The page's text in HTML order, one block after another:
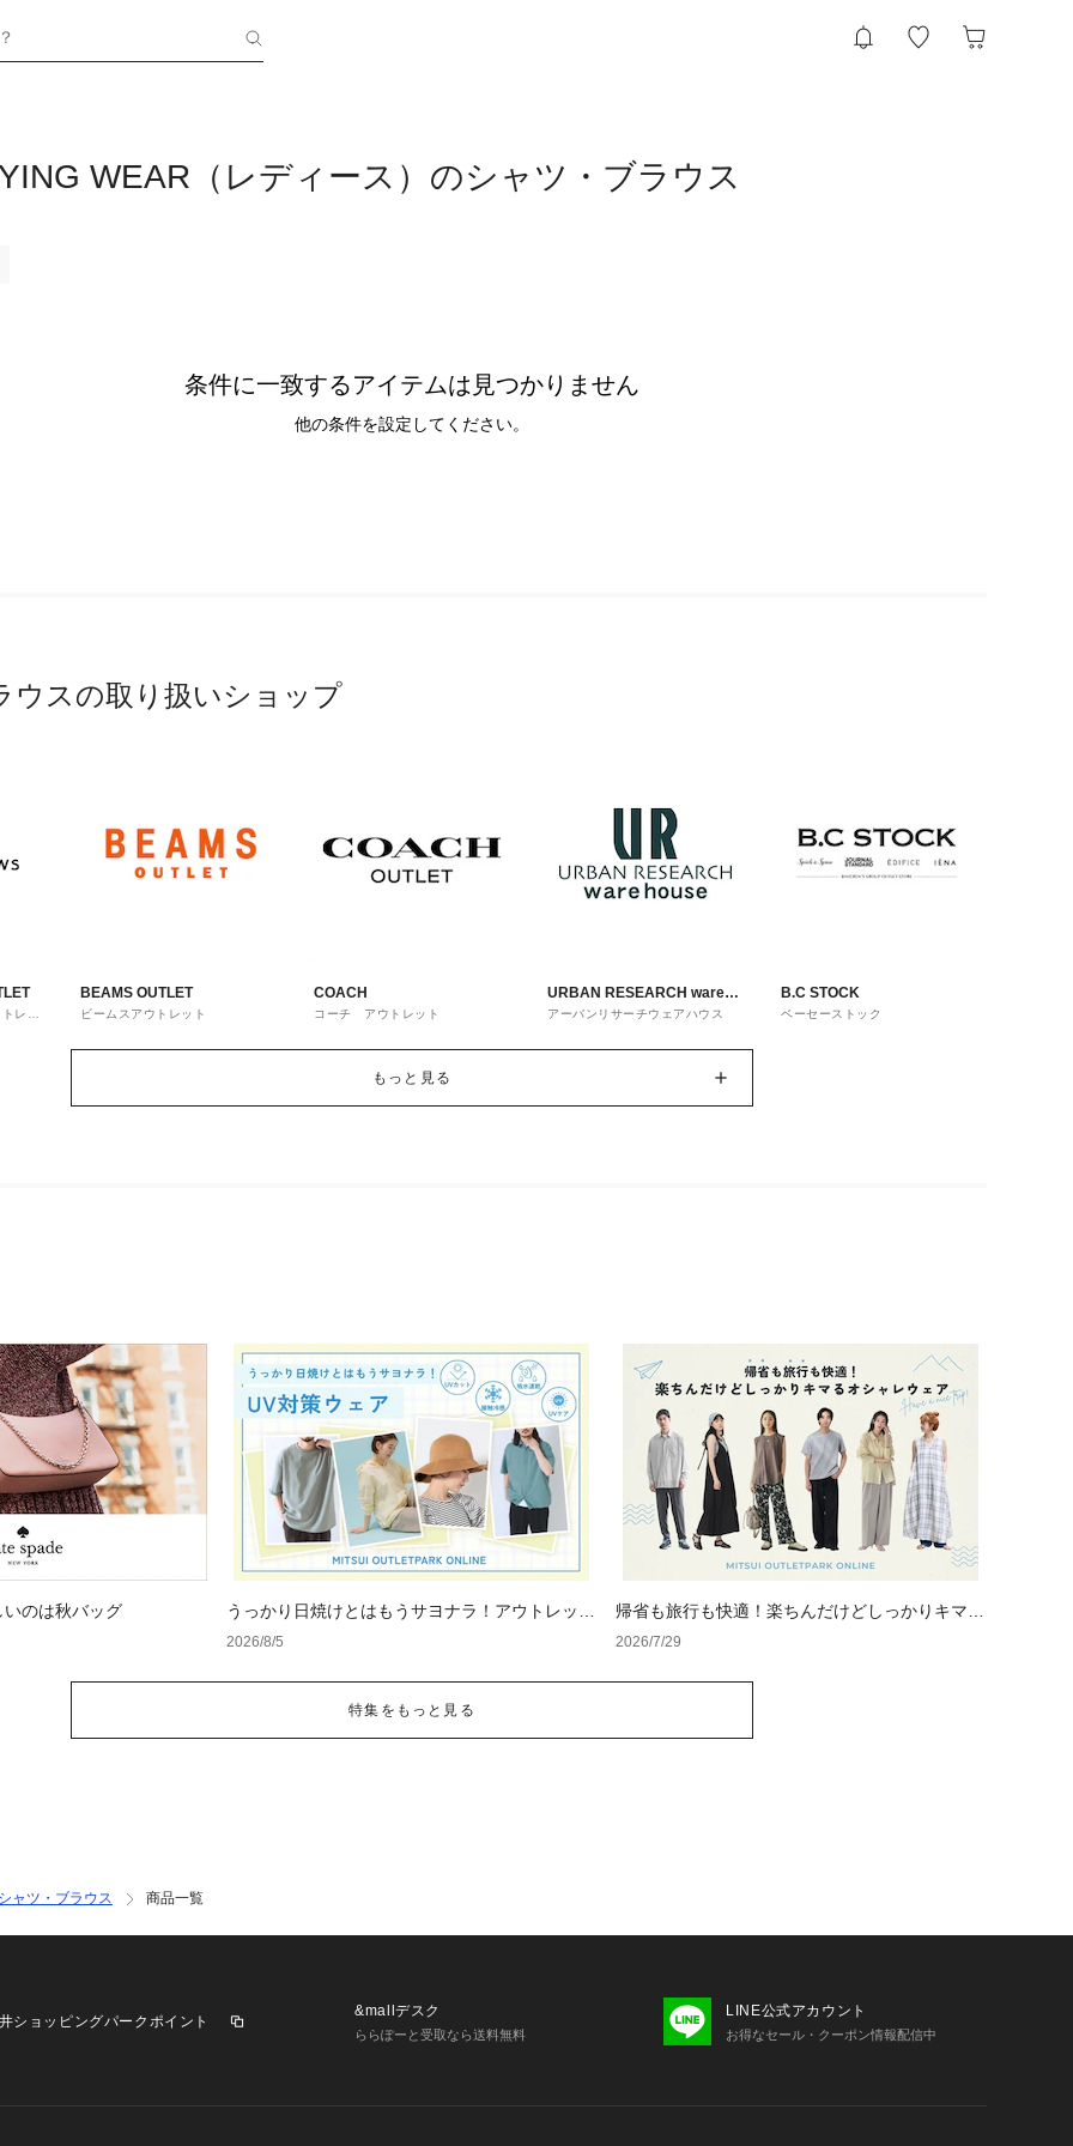
WEAR（レディース）のシャツ・ブラウス
条件に一致するアイテムは見つかりません
他の条件を設定してください。
ウスの取り扱いショップ
レッ
BEAMS OUTLET
ビームスアウトレット
COACH
コーチ アウトレット
URBAN RESEARCH ware
house
アーバンリサーチウェアハウス
B.C STOCK
ベーセーストック
もっと見る
のは秋バッグ
うっかり日焼けとはもうサヨナラ！アウトレット
で見つけるUV対策ウェア
2026/8/5
帰省も旅行も快適！楽ちんだけどしっかりキマる
オシャレウェア特集
2026/7/29
特集をもっと見る
ャツ・ブラウス 商品一覧
ショッピングパークポイント
&mallデスク
ららぽーと受取なら送料無料
LINE公式アカウント
お得なセール・クーポン情報配信中